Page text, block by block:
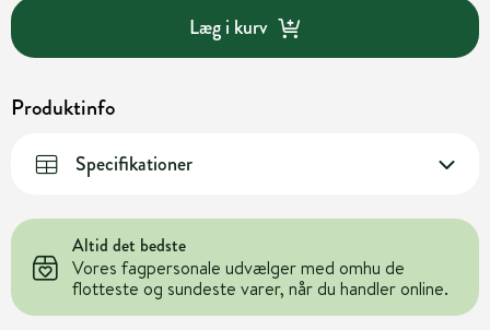
Læg i kurv
Produktinfo
Specifikationer
Altid det bedste
Vores fagpersonale udvælger med omhu de
flotteste og sundeste varer, når du handler online.